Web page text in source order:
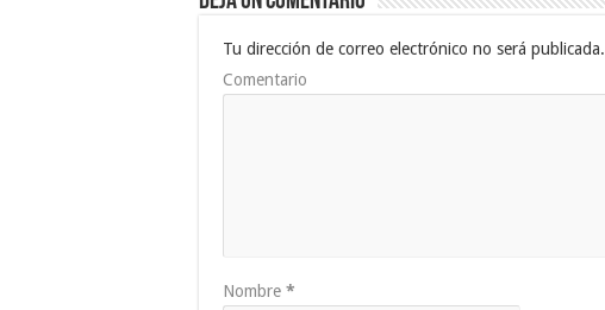
Tu dirección de correo electrónico no será publicada.
Comentario
Nombre *